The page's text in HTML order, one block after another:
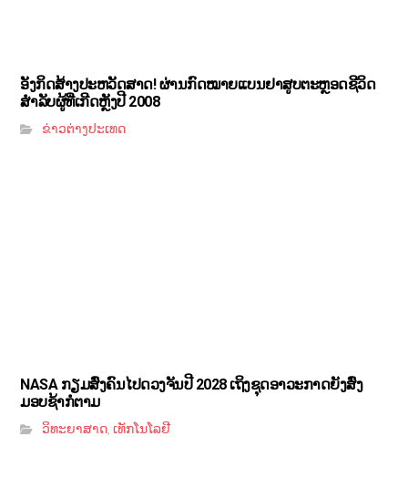
ອັງກິດສ້າງປະຫວັດສາດ! ຜ່ານກົດໝາຍແບນຢາສູບຕະຫຼອດຊີວິດ
ສຳລັບຜູ້ທີ່ເກີດຫຼັງປີ 2008
ຂ່າວຕ່າງປະເທດ
NASA ກຽມສົ່ງຄົນໄປດວງຈັນປີ 2028 ເຖິງຊຸດອາວະກາດຍັງສົ່ງ
ມອບຊ້າກໍຕາມ
ວິທະຍາສາດ,ເທັກໂນໂລຢີ